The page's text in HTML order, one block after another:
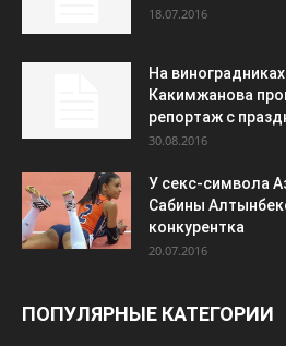
18.07.2016
На
Какимжанова
репортаж с
30.08.2016
У секс-символа
Сабины
конкурентка
20.07.2016
ПОПУЛЯРНЫЕ КАТЕГОРИИ